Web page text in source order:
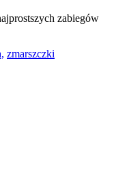
zabiegów
zmarszczki